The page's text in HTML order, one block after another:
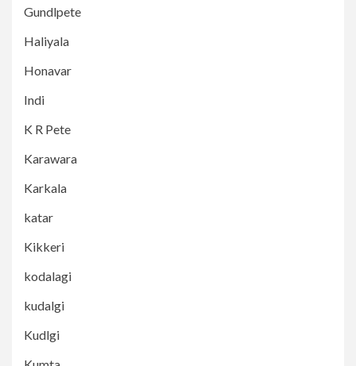
Gundlpete
Haliyala
Honavar
Indi
K R Pete
Karawara
Karkala
katar
Kikkeri
kodalagi
kudalgi
Kudlgi